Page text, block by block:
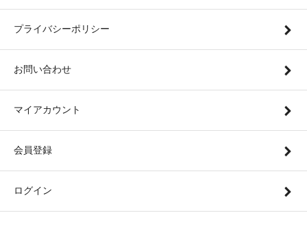
プライバシーポリシー
お問い合わせ
マイアカウント
会員登録
ログイン